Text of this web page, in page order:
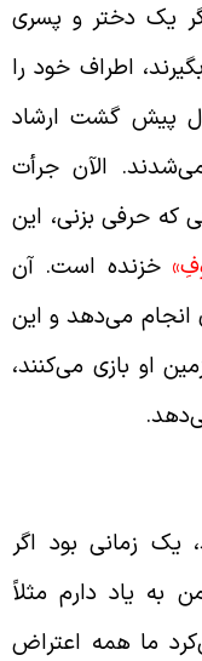
یک دختر و پسری
اطراف خود را
نه، از پلیس. 20 سال پیش گشت ارشاد
الآن جرأت
حرفی بزنی، این
خزنده است.‌ آن
می‌دهد و این‌
او بازی می‌کنند،
زمانی بود اگر
یاد دارم مثلاً
ما همه اعتراض